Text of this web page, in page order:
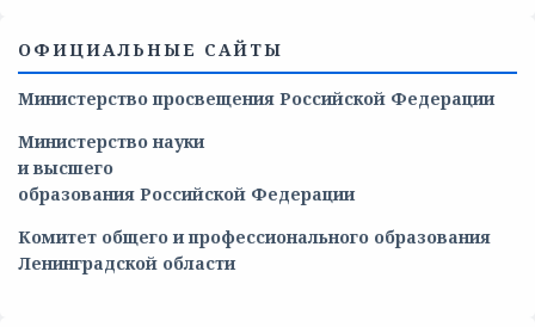
ОФИЦИАЛЬНЫЕ САЙТЫ
Министерство просвещения Российской Федерации
Министерство науки
и высшего
образования Российской Федерации
Комитет общего и профессионального образования
Ленинградской области